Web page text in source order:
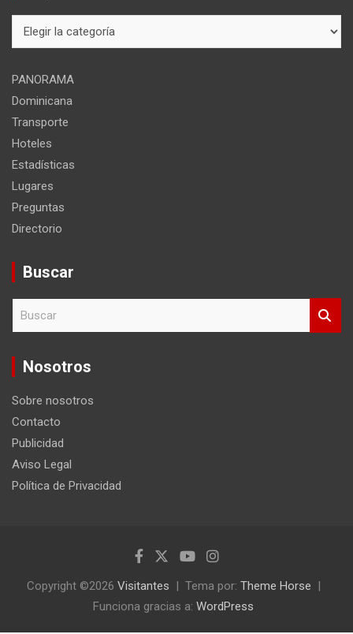
del
PANORAMA
Dominicana
Transporte
Hoteles
Estadísticas
Lugares
Preguntas
Directorio
Buscar
c
Nosotros
Sobre nosotros
Contacto
Publicidad
Aviso Legal
Política de Privacidad
Copyright ©2026 Visitantes Tema por: Theme Horse
Funciona gracias a: WordPress